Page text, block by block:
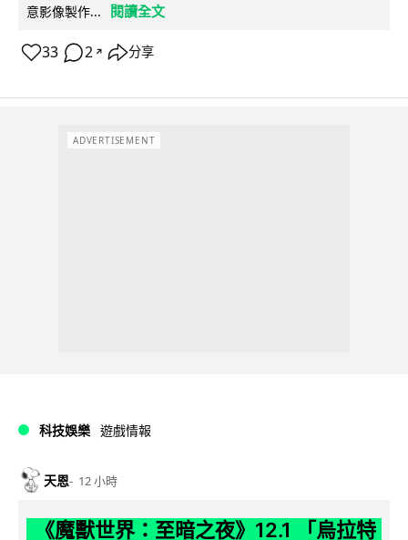
意影像製作...
閱讀全文
33 2 ↗ 分享
ADVERTISEMENT
科技娛樂 遊戲情報
天恩 12 小時
《魔獸世界：至暗之夜》12.1 「烏拉特